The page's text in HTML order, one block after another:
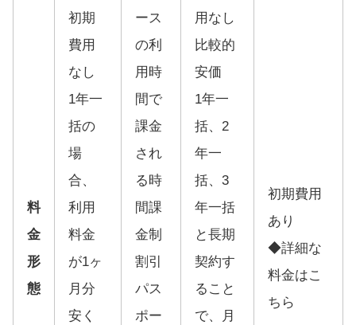
料
金
形
態
初期
費用
なし
1年一
括の
場
合、
利用
料金
が1ヶ
月分
安く
ース
の利
用時
間で
課金
され
る時
間課
金制
割引
パス
ポー
用なし
比較的
安価
1年一
括、2
年一
括、3
年一括
と長期
契約す
ること
で、月
初期費用
あり
◆詳細な
料金はこ
ちら